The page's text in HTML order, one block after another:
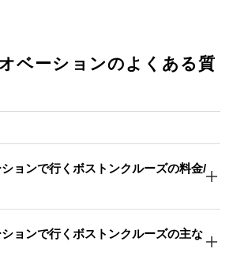
ベーションのよくある質
ョンで行くボストンクルーズの料金/
ョンで行くボストンクルーズの主な